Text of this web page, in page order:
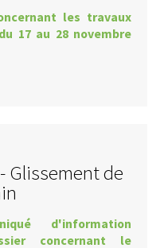
les travaux
17 au 28 novembre
Glissement de
d'information
concernant le